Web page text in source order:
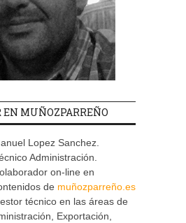
EN MUÑOZPARREÑO
Lopez Sanchez.
Administración.
on-line en
de muñozparreño.es
técnico en las áreas de
Exportación,